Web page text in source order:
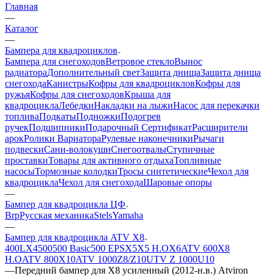
Главная
—
Каталог
—
Бампера для квадроциклов
Бампера для снегоходовВетровое стеклоВынос
радиатораДополнительный светЗащита днищаЗащита днища
снегоходаКанистрыКофры для квадроцикловКофры для
ружьяКофры для снегоходовКрыша для
квадроциклаЛебедкиНакладки на лыжиНасос для перекачки
топливаПодкатыПодножкиПодогрев
ручекПодшипникиПодарочный СертификатРасширители
арокРолики ВариатораРулевые наконечникиРычаги
подвескиСани-волокушиСнегоотвалыСтупичные
проставкиТовары для активного отдыхаТопливные
насосыТормозные колодкиТросы синтетическиеЧехол для
квадроциклаЧехол для снегоходаШаровые опоры
—
Бампер для квадроцикла ЦФ
BrpРусская механикаStelsYamaha
—
Бампер для квадроцикла ATV X8
400LX4500500 Basic500 EPSX5X5 H.OX6ATV 600X8
H.OATV 800X10ATV 1000Z8/Z10UTV Z 1000U10
—Передний бампер для X8 усиленный (2012-н.в.) Atviron